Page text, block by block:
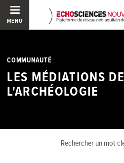
MENU
COMMUNAUTÉ
LES MÉDIATIONS DE
L'ARCHÉOLOGIE